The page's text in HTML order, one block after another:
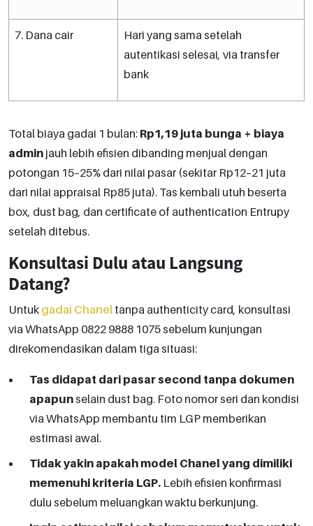
7. Dana cair
Hari yang sama setelah
autentikasi selesai, via transfer
bank
Total biaya gadai 1 bulan: Rp1,19 juta bunga + biaya
admin jauh lebih efisien dibanding menjual dengan
potongan 15–25% dari nilai pasar (sekitar Rp12–21 juta
dari nilai appraisal Rp85 juta). Tas kembali utuh beserta
box, dust bag, dan certificate of authentication Entrupy
setelah ditebus.
Konsultasi Dulu atau Langsung
Datang?
Untuk gadai Chanel tanpa authenticity card, konsultasi
via WhatsApp 0822 9888 1075 sebelum kunjungan
direkomendasikan dalam tiga situasi:
Tas didapat dari pasar second tanpa dokumen
apapunselain dust bag. Foto nomor seri dan kondisi
via WhatsApp membantu tim LGP memberikan
estimasi awal.
Tidak yakin apakah model Chanel yang dimiliki
memenuhi kriteria LGP. Lebih efisien konfirmasi
dulu sebelum meluangkan waktu berkunjung.